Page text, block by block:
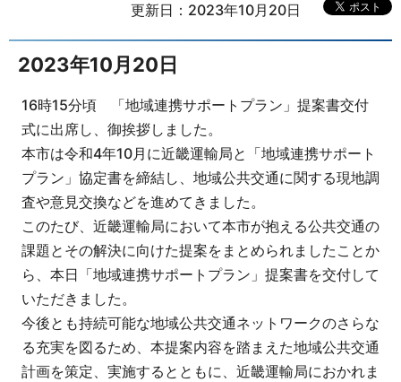
更新日：2023年10月20日
2023年10月20日
16時15分頃 「地域連携サポートプラン」提案書交付
式に出席し、御挨拶しました。
本市は令和4年10月に近畿運輸局と「地域連携サポート
プラン」協定書を締結し、地域公共交通に関する現地調
査や意見交換などを進めてきました。
このたび、近畿運輸局において本市が抱える公共交通の
課題とその解決に向けた提案をまとめられましたことか
ら、本日「地域連携サポートプラン」提案書を交付して
いただきました。
今後とも持続可能な地域公共交通ネットワークのさらな
る充実を図るため、本提案内容を踏まえた地域公共交通
計画を策定、実施するとともに、近畿運輸局におかれま